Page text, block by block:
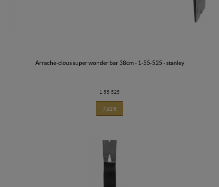
arrache-clous super wonder bar 38cm - 1-55-525 - stanley
1-55-525
7,62 €